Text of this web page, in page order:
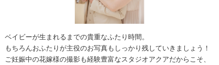
ベイビーが生まれるまでの貴重なふたり時間。
もちろんおふたりが主役のお写真もしっかり残していきましょう！
ご妊娠中の花嫁様の撮影も経験豊富なスタジオアクアだからこそ、